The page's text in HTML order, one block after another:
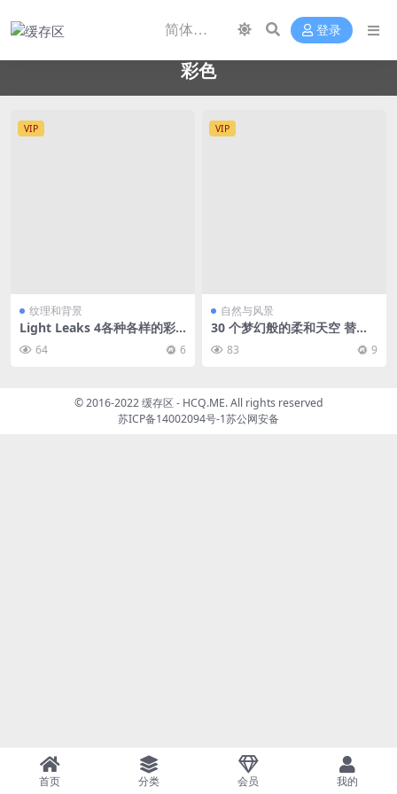
登录
彩色
VIP
纹理和背景
Light Leaks 4各种各样的彩
色漏光复古/电影类编辑素材
64 6
VIP
自然与风景
30 个梦幻般的柔和天空 替换
天空素材 高清JPG
83 9
© 2016-2022 缓存区 - HCQ.ME. All rights reserved
苏ICP备14002094号-1苏公网安备
首页 分类 会员 我的